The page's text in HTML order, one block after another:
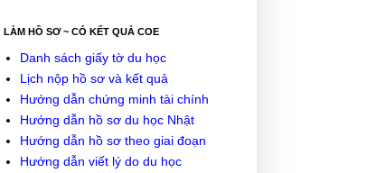
LÀM HỒ SƠ ~ CÓ KẾT QUẢ COE
Danh sách giấy tờ du học
Lịch nộp hồ sơ và kết quả
Hướng dẫn chứng minh tài chính
Hướng dẫn hồ sơ du học Nhật
Hướng dẫn hồ sơ theo giai đoạn
Hướng dẫn viết lý do du học